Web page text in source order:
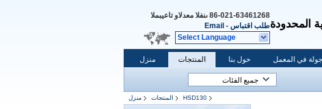
المحدودة
المبيعات والدعم الفنى 86-021-63461268
طلب اقتباس -
Email
Select Language
منزل المنتجات حول بنا جولة في المعمل
منزل المنتجات HSD130